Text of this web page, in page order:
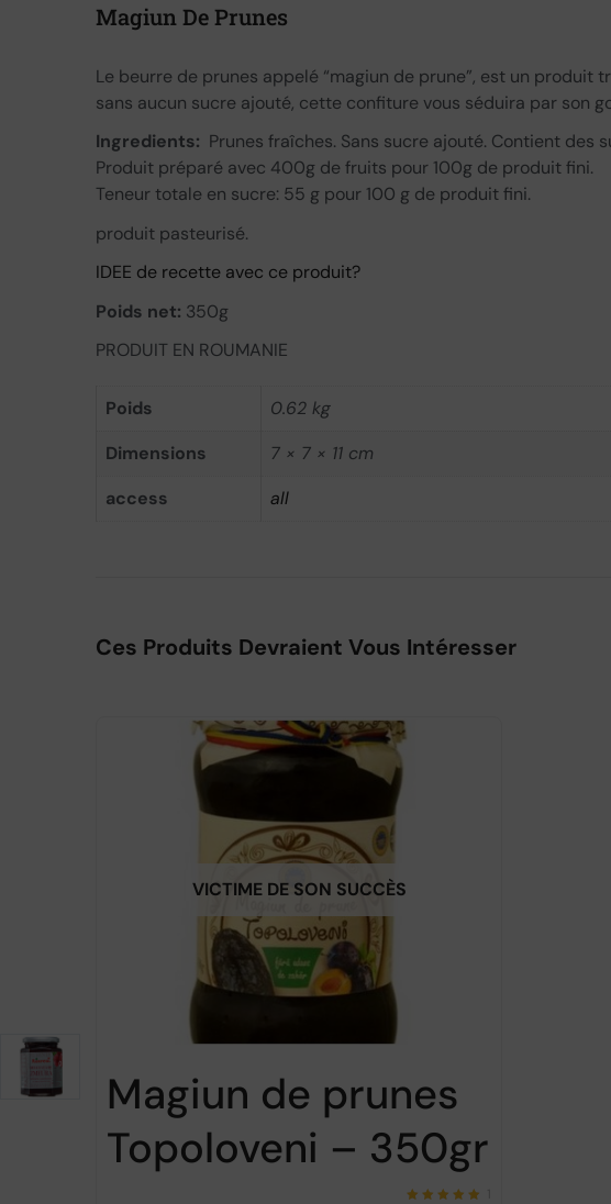
Magiun De Prunes
Le beurre de prunes appelé “magiun de prune”, est un
sans aucun sucre ajouté, cette confiture vous séduira par son
Ingredients: Prunes fraîches. Sans sucre ajouté. Contient
Produit préparé avec 400g de fruits pour 100g de produit fini.
Teneur totale en sucre: 55 g pour 100 g de produit fini.
produit pasteurisé.
IDEE de recette avec ce produit?
Poids net: 350g
PRODUIT EN ROUMANIE
Poids
0.62 kg
Dimensions
7 × 7 × 11 cm
access
all
Ces Produits Devraient Vous Intéresser
VICTIME DE SON SUCCÈS
Magiun de prunes
Topoloveni – 350gr